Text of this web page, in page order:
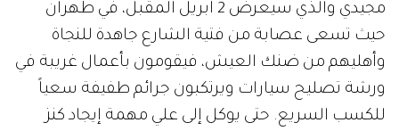
مجيدي والذي سيعرض 2 أبريل المقبل، في طهران
حيث تسعى عصابة من فتية الشارع جاهدة للنجاة
وأهليهم من ضنك العيش، فيقومون بأعمال غريبة في
ورشة تصليح سيارات ويرتكبون جرائم طفيفة سعياً
للكسب السريع. حتى يوكل إلى علي مهمة إيجاد كنز